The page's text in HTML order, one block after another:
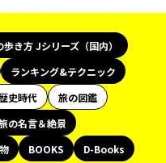
歩き方 Jシリーズ（国内）
ランキング&テクニック
史時代
旅の図鑑
の名言＆絶景
BOOKS
D-Books